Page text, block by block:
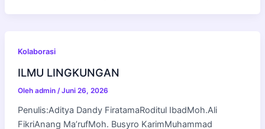
Kolaborasi
ILMU LINGKUNGAN
Oleh admin /Juni 26, 2026
Penulis:Aditya Dandy FiratamaRoditul IbadMoh.Ali
FikriAnang Ma’rufMoh. Busyro KarimMuhammad